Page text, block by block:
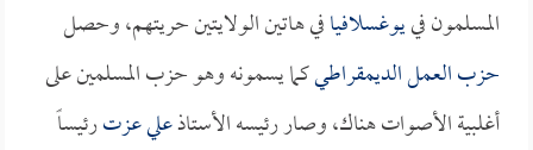
المسلمون فييوغسلافيافي هاتين الولايتين حريتهم، وحصل
حزب العمل الديمقراطيكما يسمونه وهو حزب المسلمين على
أغلبية الأصوات هناك، وصار رئيسه الأستاذعلي عزترئيساً